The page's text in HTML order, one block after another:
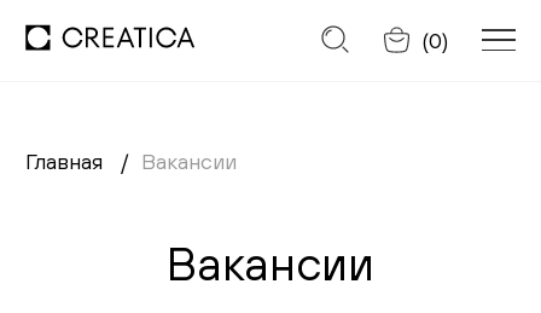
Отменить
(0)
Заказать обратный звонок
Главная Вакансии
Вакансии